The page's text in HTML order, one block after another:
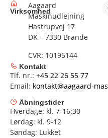
Virksomhed
Aagaard
Maskinudlejning
Hastrupvej 17
DK – 7330 Brande
CVR: 10195144
Kontakt
Tlf. nr.: +45 22 26 55 77
Email: kontakt@aagaard-
Åbningstider
Hverdage: kl. 7-16:30
Lørdag: kl. 9-12
Søndag: Lukket